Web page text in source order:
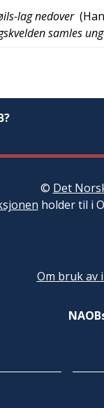
lag nedover (
samles
© Det
holder til i
Om bruk av